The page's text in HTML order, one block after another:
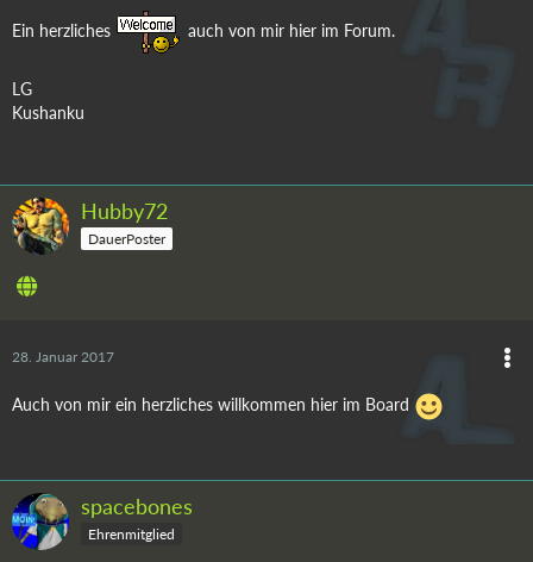
Ein herzliches auch von mir hier im Forum.
LG
Kushanku
Hubby72
DauerPoster
28. Januar 2017
Auch von mir ein herzliches willkommen hier im Board
spacebones
Ehrenmitglied